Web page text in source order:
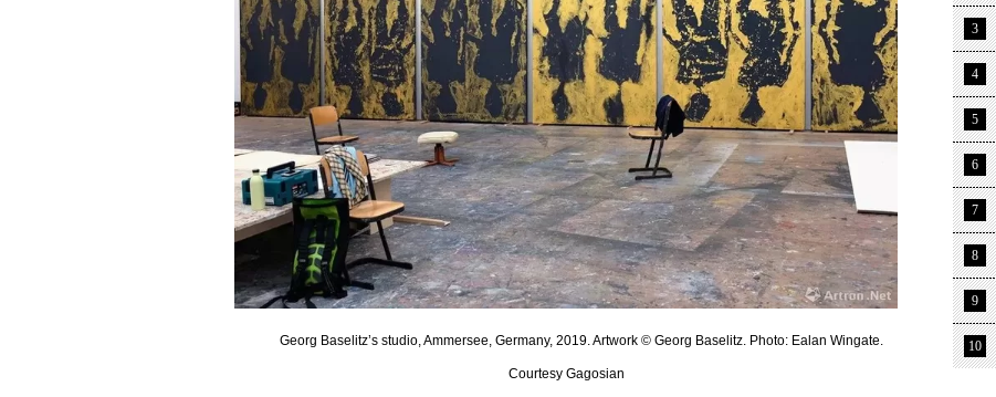
Georg Baselitz’s studio, Ammersee, Germany, 2019. Artwork © Georg Baselitz. Photo: Ealan Wingate.
Courtesy Gagosian
3
4
5
6
7
8
9
10